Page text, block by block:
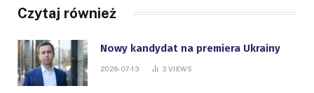
Czytaj również
Nowy kandydat na premiera Ukrainy
2026-07-13 3 VIEWS